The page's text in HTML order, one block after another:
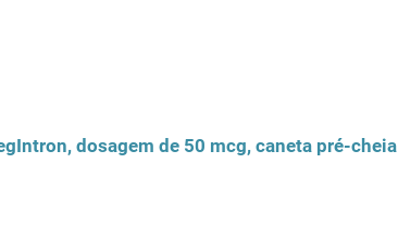
dosagem de 50 mcg, caneta pré-cheia